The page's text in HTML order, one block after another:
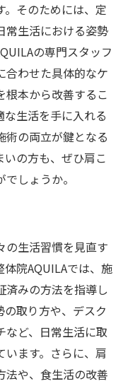
。そのためには、定
常生活における姿勢
の専門スタッフ
合わせた具体的なケ
根本から改善するこ
な生活を手に入れる
術の両立が鍵となる
の方も、ぜひ肩こ
しょうか。
の生活習慣を見直す
院AQUILAでは、施
済みの方法を指導し
取り方や、デスク
など、日常生活に取
います。さらに、肩
法や、食生活の改善